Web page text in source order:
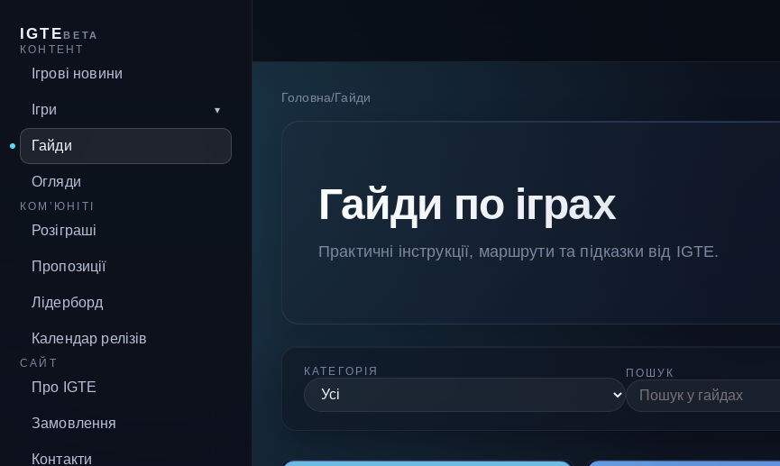
IGTEBETA
КОНТЕНТ
Ігрові новини
Ігри
Гайди
Огляди
КОМ’ЮНІТІ
Розіграші
Пропозиції
Лідерборд
Календар релізів
САЙТ
Про IGTE
Замовлення
Контакти
Головна/Гайди
Гайди по іграх
Практичні інструкції, маршрути та підказки від IGTE.
КАТЕГОРІЯ ПОШУК